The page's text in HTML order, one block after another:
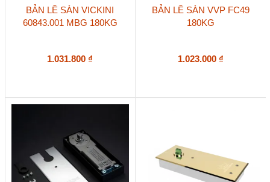
BẢN LỀ SÀN VICKINI
60843.001 MBG 180KG
1.031.800 ₫
BẢN LỀ SÀN VVP FC49
180KG
1.023.000 ₫